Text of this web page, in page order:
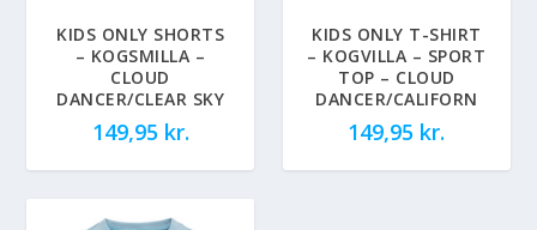
KIDS ONLY SHORTS
– KOGSMILLA –
CLOUD
DANCER/CLEAR SKY
149,95 kr.
KIDS ONLY T-SHIRT
– KOGVILLA – SPORT
TOP – CLOUD
DANCER/CALIFORN
149,95 kr.